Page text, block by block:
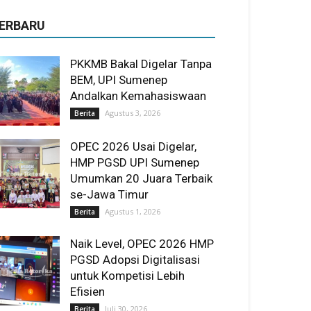
PKKMB Bakal Digelar Tanpa
BEM, UPI Sumenep
Andalkan Kemahasiswaan
Berita Agustus 3, 2026
OPEC 2026 Usai Digelar,
HMP PGSD UPI Sumenep
Umumkan 20 Juara Terbaik
se-Jawa Timur
Berita Agustus 1, 2026
Naik Level, OPEC 2026 HMP
PGSD Adopsi Digitalisasi
untuk Kompetisi Lebih
Efisien
Berita Juli 30, 2026